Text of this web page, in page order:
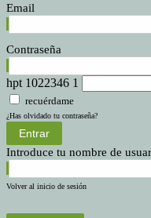
Email
Contraseña
hpt 1022346 1
recuérdame
¿Has olvidado tu contraseña?
Entrar
Introduce tu nombre de
Volver al inicio de sesión